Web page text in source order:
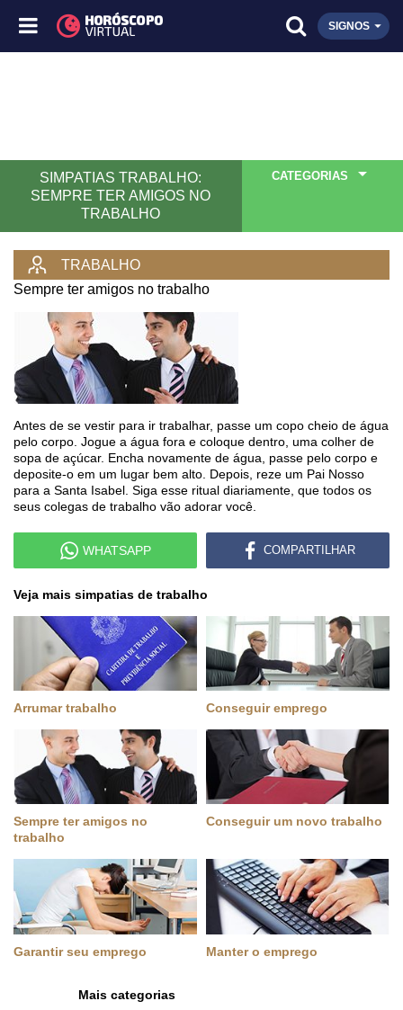
SIGNOS
SIMPATIAS TRABALHO:
SEMPRE TER AMIGOS NO
TRABALHO
CATEGORIAS
TRABALHO
Sempre ter amigos no trabalho
Antes de se vestir para ir trabalhar, passe um copo cheio de água
pelo corpo. Jogue a água fora e coloque dentro, uma colher de
sopa de açúcar. Encha novamente de água, passe pelo corpo e
deposite-o em um lugar bem alto. Depois, reze um Pai Nosso
para a Santa Isabel. Siga esse ritual diariamente, que todos os
seus colegas de trabalho vão adorar você.
WHATSAPP COMPARTILHAR
Veja mais simpatias de trabalho
Arrumar trabalho Conseguir emprego
Sempre ter amigos no
trabalho
Conseguir um novo trabalho
Garantir seu emprego Manter o emprego
Mais categorias